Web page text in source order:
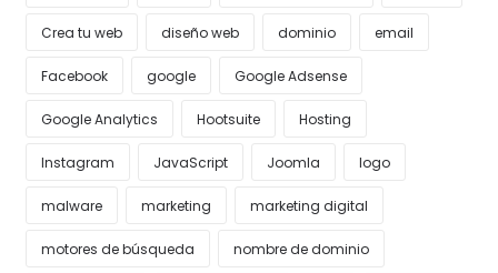
Crea tu web diseño web dominio email
Facebook google Google Adsense
Google Analytics Hootsuite Hosting
Instagram JavaScript Joomla logo
malware marketing marketing digital
motores de búsqueda nombre de dominio